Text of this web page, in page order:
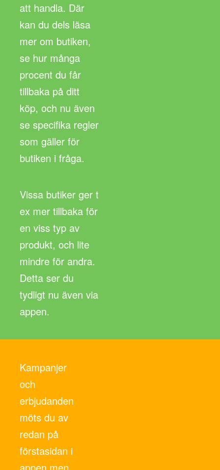
att handla. Där
kan du dels läsa
mer om butiken,
se hur många
procent du får
tillbaka på ditt
köp, och nu även
se specifika regler
som gäller för
butiken i fråga.
Vissa butiker ger t
ex mer tillbaka för
en viss typ av
produkt, och lite
mindre för andra.
Detta ser du
tydligt nu även via
appen.
Kampanjer
och
erbjudanden
möts du av
redan på
förstasidan i